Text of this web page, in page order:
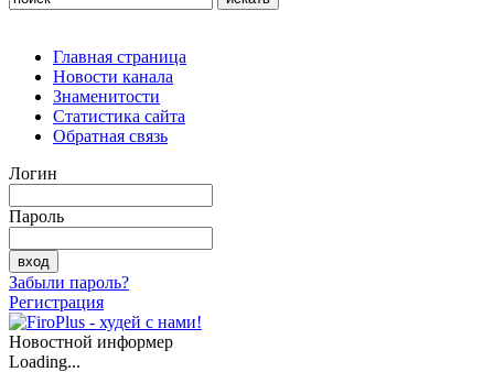
Главная страница
Новости канала
Знаменитости
Статистика сайта
Обратная связь
Логин
Пароль
Забыли пароль?
Регистрация
Новостной информер
Loading...